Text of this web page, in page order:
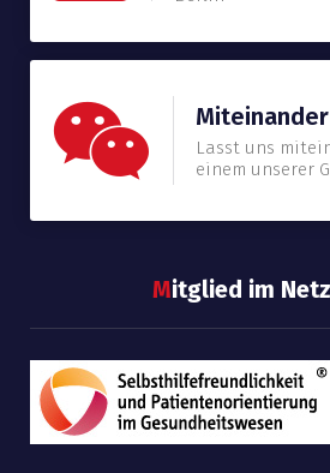
Miteinander
Lasst uns
einem unserer
Mitglied im